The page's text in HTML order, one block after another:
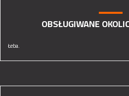
OBSŁUGIWANE
Łeba.